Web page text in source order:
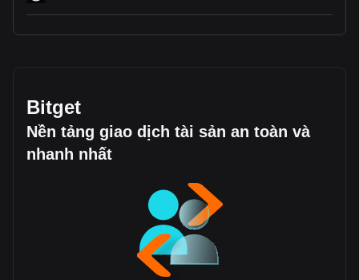
Bitget
Nền tảng giao dịch tài sản an toàn và
nhanh nhất